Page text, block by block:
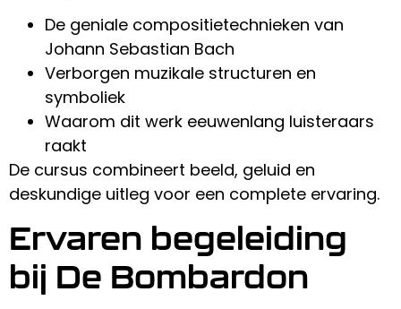
De geniale compositietechnieken van
Johann Sebastian Bach
Verborgen muzikale structuren en
symboliek
Waarom dit werk eeuwenlang luisteraars
raakt
De cursus combineert beeld, geluid en
deskundige uitleg voor een complete ervaring.
Ervaren begeleiding
bij De Bombardon